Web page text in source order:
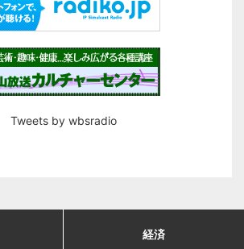
Tweets by wbsradio
経済